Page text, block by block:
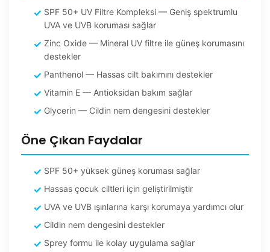
SPF 50+ UV Filtre Kompleksi — Geniş spektrumlu
UVA ve UVB koruması sağlar
Zinc Oxide — Mineral UV filtre ile güneş korumasını
destekler
Panthenol — Hassas cilt bakımını destekler
Vitamin E — Antioksidan bakım sağlar
Glycerin — Cildin nem dengesini destekler
Öne Çıkan Faydalar
SPF 50+ yüksek güneş koruması sağlar
Hassas çocuk ciltleri için geliştirilmiştir
UVA ve UVB ışınlarına karşı korumaya yardımcı olur
Cildin nem dengesini destekler
Sprey formu ile kolay uygulama sağlar